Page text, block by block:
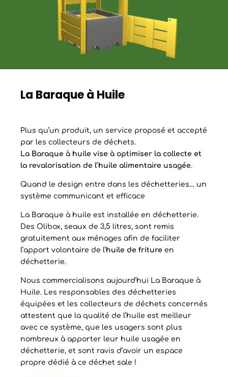
La Baraque à Huile
Plus qu’un produit, un service proposé et accepté
par les collecteurs de déchets.
La Baraque à huile vise à optimiser la collecte et
la revalorisation de l’huile alimentaire usagée.
Quand le design entre dans les déchetteries… un
système communicant et efficace
La Baraque à huile est installée en déchetterie.
Des Olibox, seaux de 3,5 litres, sont remis
gratuitement aux ménages afin de faciliter
l’apport volontaire de l’huile de friture en
déchetterie.
Nous commercialisons aujourd’hui La Baraque à
Huile. Les responsables des déchetteries
équipées et les collecteurs de déchets concernés
attestent que la qualité de l’huile est meilleur
avec ce système, que les usagers sont plus
nombreux à apporter leur huile usagée en
déchetterie, et sont ravis d’avoir un espace
propre dédié à ce déchet sale !